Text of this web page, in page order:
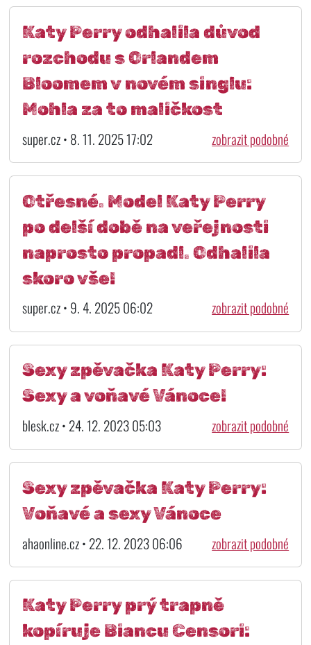
Katy Perry odhalila důvod
rozchodu s Orlandem
Bloomem v novém singlu:
Mohla za to maličkost
super.cz • 8. 11. 2025 17:02 zobrazit podobné
Otřesné. Model Katy Perry
po delší době na veřejnosti
naprosto propadl. Odhalila
skoro vše!
super.cz • 9. 4. 2025 06:02 zobrazit podobné
Sexy zpěvačka Katy Perry:
Sexy a voňavé Vánoce!
blesk.cz • 24. 12. 2023 05:03 zobrazit podobné
Sexy zpěvačka Katy Perry:
Voňavé a sexy Vánoce
ahaonline.cz • 22. 12. 2023 06:06 zobrazit podobné
Katy Perry prý trapně
kopíruje Biancu Censori: